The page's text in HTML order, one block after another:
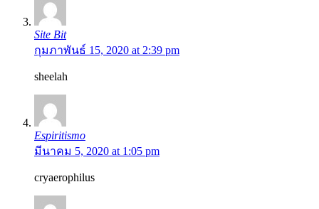
Site Bit
กุมภาพันธ์ 15, 2020 at 2:39 pm
sheelah
Espiritismo
มีนาคม 5, 2020 at 1:05 pm
cryaerophilus